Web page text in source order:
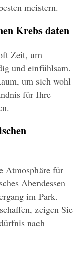
meistern.
Krebs daten
Zeit, um
und einfühlsam.
um sich wohl
für Ihre
Atmosphäre für
Abendessen
im Park.
zeigen Sie
nach